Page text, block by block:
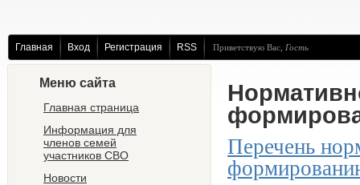
Главная Вход Регистрация RSS Приветствую Вас Гость
Меню сайта
Главная страница
Информация для
членов семей
участников СВО
Новости
Перечень